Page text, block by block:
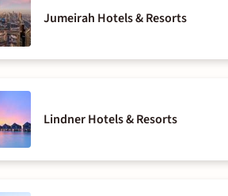
Jumeirah Hotels & Resorts
Lindner Hotels & Resorts